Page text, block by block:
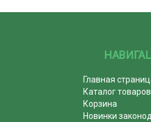
Главная
Каталог товаров
Корзина
Новинки